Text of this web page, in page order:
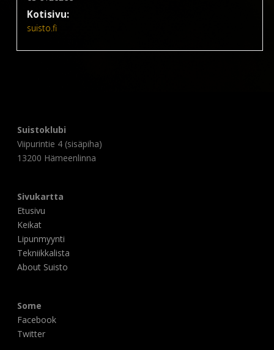
Kotisivu:
suisto.fi
Suistoklubi
Viipurintie 4 (sisäpiha)
13200 Hämeenlinna
Sivukartta
Etusivu
Keikat
Lipunmyynti
Tekniikkalista
About Suisto
Some
Facebook
Twitter